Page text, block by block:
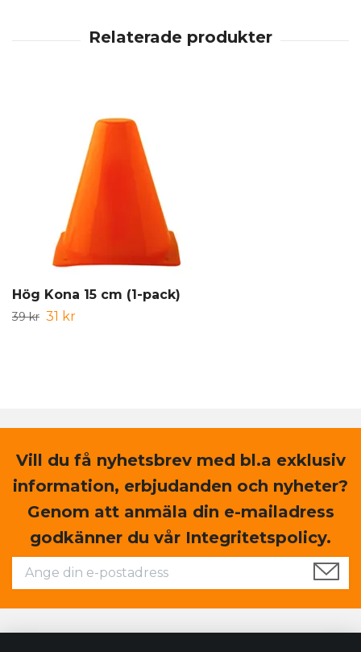
Hög Kona 15 cm (1-pack)
39 kr 31 kr
Vill du få nyhetsbrev med bl.a exklusiv
information, erbjudanden och nyheter?
Genom att anmäla din e-mailadress
godkänner du vår Integritetspolicy.